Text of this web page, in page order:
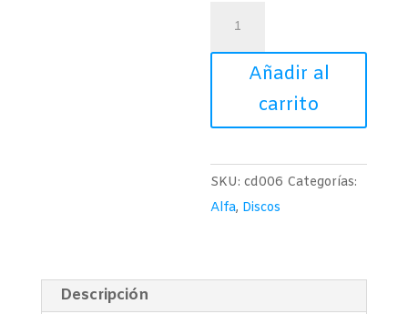
hombre
invisible
cantidad
Añadir al
carrito
SKU:cd006 Categorías:
Alfa, Discos
Descripción